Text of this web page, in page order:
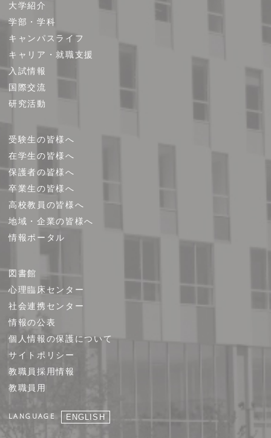
ト
プ
大学紹介
学部・学科
キャンパスライフ
キャリア・就職支援
入試情報
国際交流
研究活動
受験生の皆様へ
在学生の皆様へ
保護者の皆様へ
卒業生の皆様へ
高校教員の皆様へ
地域・企業の皆様へ
情報ポータル
図書館
心理臨床センター
社会連携センター
情報の公表
個人情報の保護について
サイトポリシー
教職員採用情報
教職員用
LANGUAGE ENGLISH